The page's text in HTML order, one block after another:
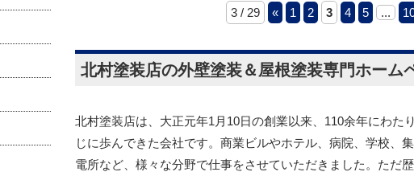
3 / 29 « 1 2 3 4 5 ...
北村塗装店の外壁塗装＆屋根塗装専門ホーム
北村塗装店は、大正元年1月10日の創業以来、110余年にわた
じに歩んできた会社です。商業ビルやホテル、病院、学校、
電所など、様々な分野で仕事をさせていただきました。ただ